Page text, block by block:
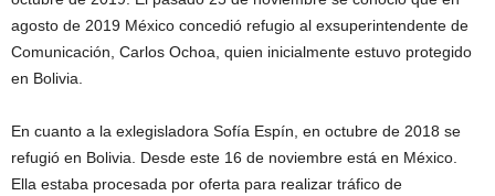
agosto de 2019 México concedió refugio al exsuperintendente de
Comunicación, Carlos Ochoa, quien inicialmente estuvo protegido
en Bolivia.
En cuanto a la exlegisladora Sofía Espín, en octubre de 2018 se
refugió en Bolivia. Desde este 16 de noviembre está en México.
Ella estaba procesada por oferta para realizar tráfico de